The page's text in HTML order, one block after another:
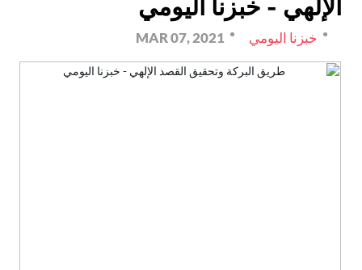
الإلهي - خبزنا اليومي
خبزنا اليومي MAR 07, 2021